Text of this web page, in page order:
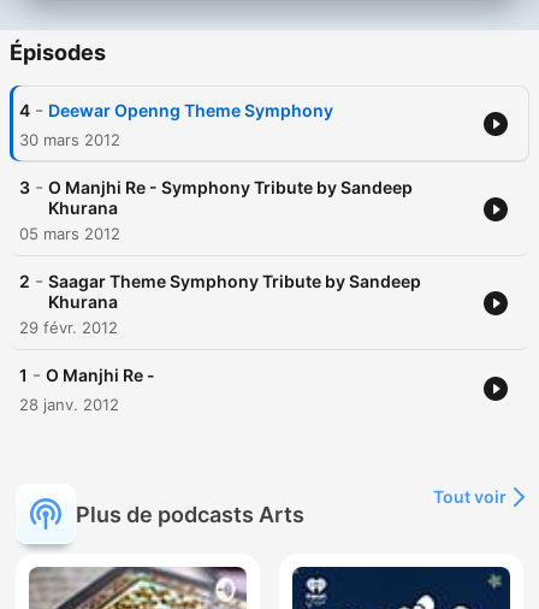
Épisodes
4 - Deewar Openng Theme Symphony
30 mars 2012
3 - O Manjhi Re - Symphony Tribute by Sandeep
Khurana
05 mars 2012
2 - Saagar Theme Symphony Tribute by Sandeep
Khurana
29 févr. 2012
1 - O Manjhi Re -
28 janv. 2012
Plus de podcasts Arts
Tout voir